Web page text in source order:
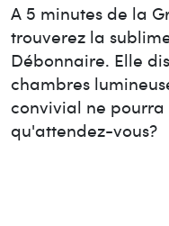
A 5 minutes de la
trouverez la
Débonnaire. Elle
chambres
convivial ne pourra
qu'attendez-vous?